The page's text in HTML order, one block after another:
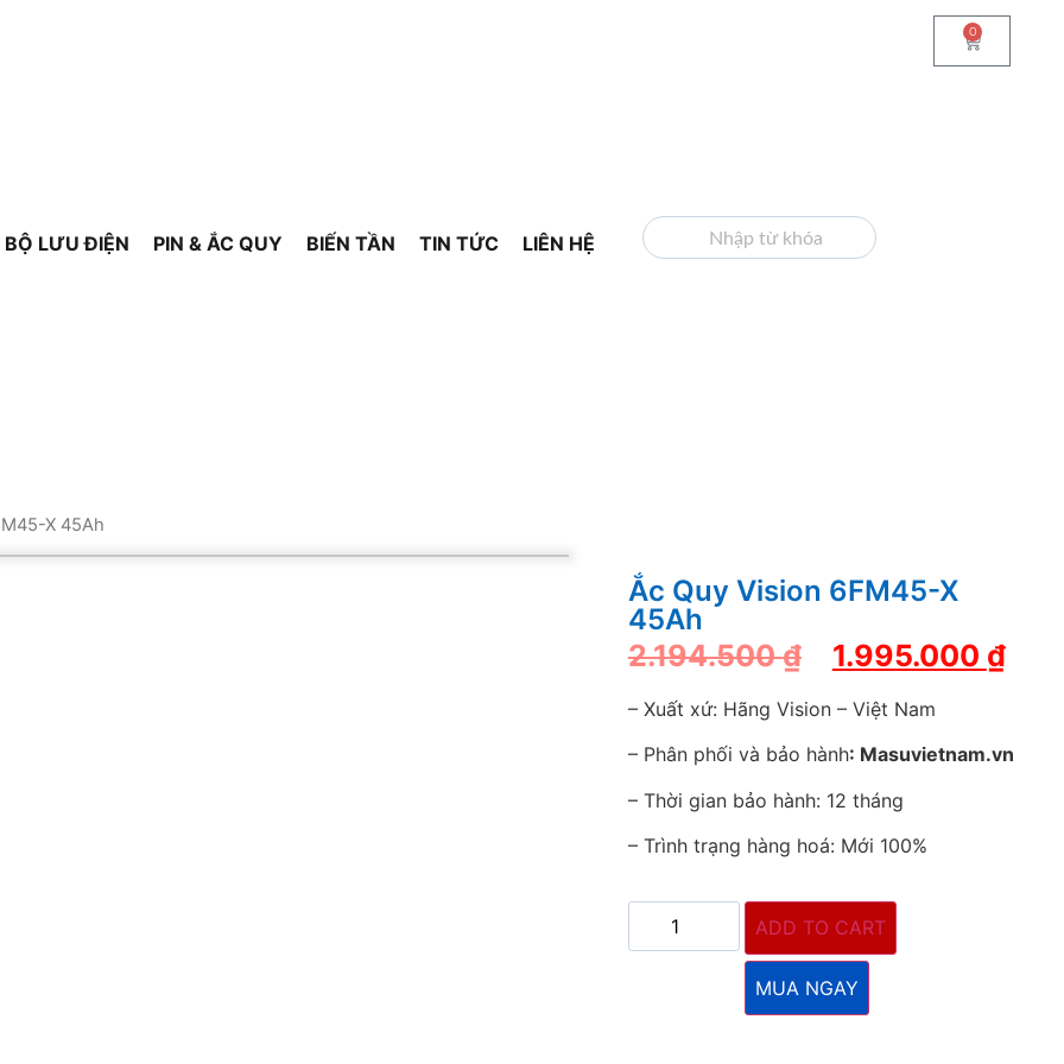
BỘ LƯU ĐIỆN PIN & ẮC QUY BIẾN TẦN TIN TỨC LIÊN HỆ TÌM KIẾM
0
X 45Ah
Ắc Quy Vision 6FM45-X
45Ah
2.194.500₫ 1.995.000 ₫
– Xuất xứ: Hãng Vision – Việt Nam
– Phân phối và bảo hành: Masuvietnam.vn
– Thời gian bảo hành: 12 tháng
– Trình trạng hàng hoá: Mới 100%
ADD TO CART
MUA NGAY